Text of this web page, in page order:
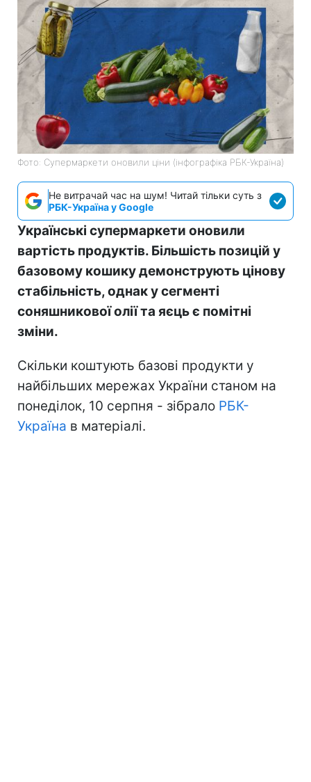
Фото: Супермаркети оновили ціни (інфографіка РБК-Україна)
Не витрачай час на шум! Читай тільки суть з
РБК-Україна у Google
Українські супермаркети оновили
вартість продуктів. Більшість позицій у
базовому кошику демонструють цінову
стабільність, однак у сегменті
соняшникової олії та яєць є помітні
зміни.
Скільки коштують базові продукти у
найбільших мережах України станом на
понеділок, 10 серпня - зібрало РБК-
Україна в матеріалі.